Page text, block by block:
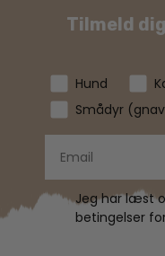
Tilmeld
Hund
Smådyr
Jeg har læst
betingelser